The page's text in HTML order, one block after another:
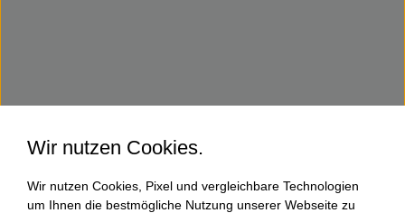
Wir nutzen Cookies.
Wir nutzen Cookies, Pixel und vergleichbare Technologien
um Ihnen die bestmögliche Nutzung unserer Webseite zu